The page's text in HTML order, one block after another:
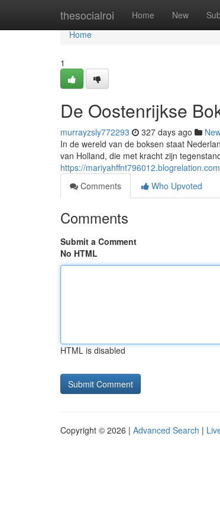
thesocialroi Home New
Home
Home
1
De Oostenrijkse
murrayzsly772293 327 days ago
In de wereld van de boksen staat
van Holland, die met kracht zijn
https://
Comments
Who Upvoted
Comments
Submit a Comment
No HTML
HTML is disabled
Copyright © 2026 | Advanced Search |